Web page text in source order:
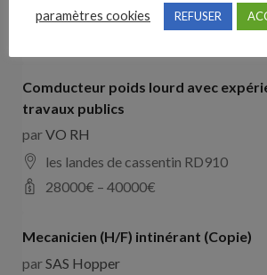
parHays France
Comducteur poids lourd avec
travaux publics
parVO RH
les landes de cassentin RD910
28000€ – 40000€
Mecanicien (H/F) intinérant (Copie)
parSAS Hopper
paramètres cookies REFUSER